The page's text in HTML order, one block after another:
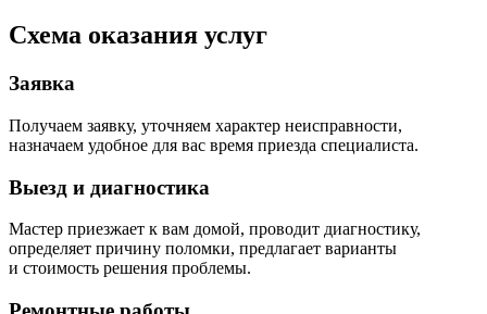
Схема оказания услуг
Заявка
Получаем заявку, уточняем характер неисправности,
назначаем удобное для вас время приезда специалиста.
Выезд и диагностика
Мастер приезжает к вам домой, проводит диагностику,
определяет причину поломки, предлагает варианты
и стоимость решения проблемы.